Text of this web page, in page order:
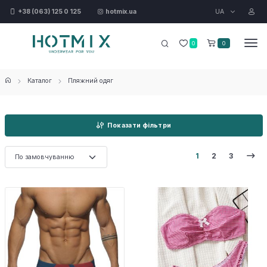
+38 (063) 125 0 125 hotmix.ua UA
0 0
Каталог Пляжний одяг
Показати фільтри
1 2 3